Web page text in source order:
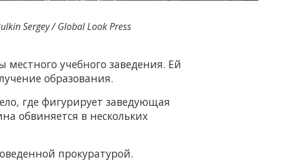
Sergey / Global Look Press
учебного заведения. Ей
образования.
где фигурирует заведующая
обвиняется в нескольких
прокуратурой.